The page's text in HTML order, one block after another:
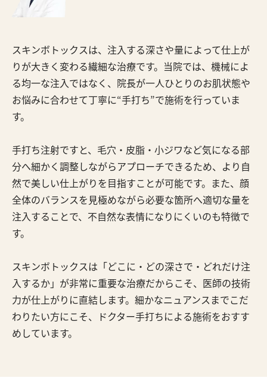
スキンボトックスは、注入する深さや量によって仕上が
りが大きく変わる繊細な治療です。当院では、機械によ
る均一な注入ではなく、院長が一人ひとりのお肌状態や
お悩みに合わせて丁寧に“手打ち”で施術を行っていま
す。
手打ち注射ですと、毛穴・皮脂・小ジワなど気になる部
分へ細かく調整しながらアプローチできるため、より自
然で美しい仕上がりを目指すことが可能です。また、顔
全体のバランスを見極めながら必要な箇所へ適切な量を
注入することで、不自然な表情になりにくいのも特徴で
す。
スキンボトックスは「どこに・どの深さで・どれだけ注
入するか」が非常に重要な治療だからこそ、医師の技術
力が仕上がりに直結します。細かなニュアンスまでこだ
わりたい方にこそ、ドクター手打ちによる施術をおすす
めしています。